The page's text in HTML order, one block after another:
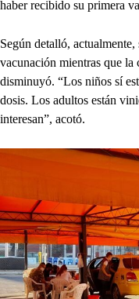
haber recibido su primera
Según detalló,
vacunación mientras que la
disminuyó. “Los niños sí
dosis. Los adultos están
interesan”, acotó.